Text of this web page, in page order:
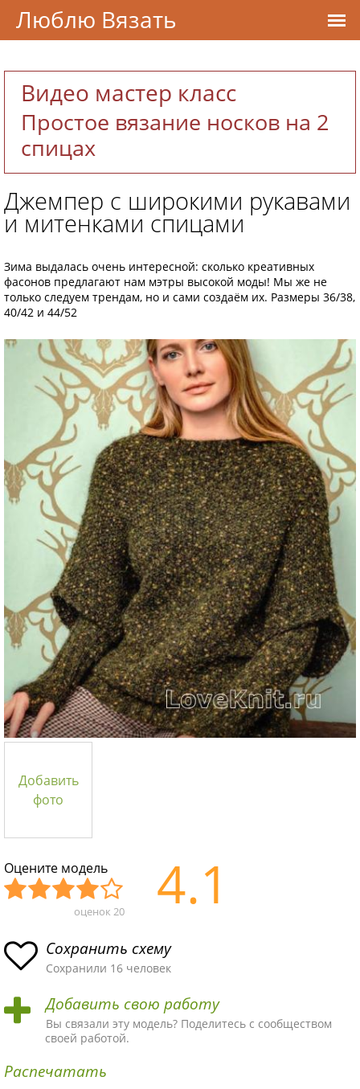
Видео мастер класс
Простое вязание носков на 2
спицах
Джемпер с широкими рукавами
и митенками спицами
Зима выдалась очень интересной: сколько креативных
фасонов предлагают нам мэтры высокой моды! Мы же не
только следуем трендам, но и сами создаём их. Размеры 36/38,
40/42 и 44/52
Добавить
фото
Оцените модель
асн
ая
ма
пло
хая
ма
ыч
ная
ма
Хор
ая
ма
Отл
ая
ма!
оценок 20 4.1
Сохранить схему
Сохранили 16 человек
Добавить свою работу
Вы связали эту модель? Поделитесь с сообществом
своей работой.
Распечатать
Люблю Вязать